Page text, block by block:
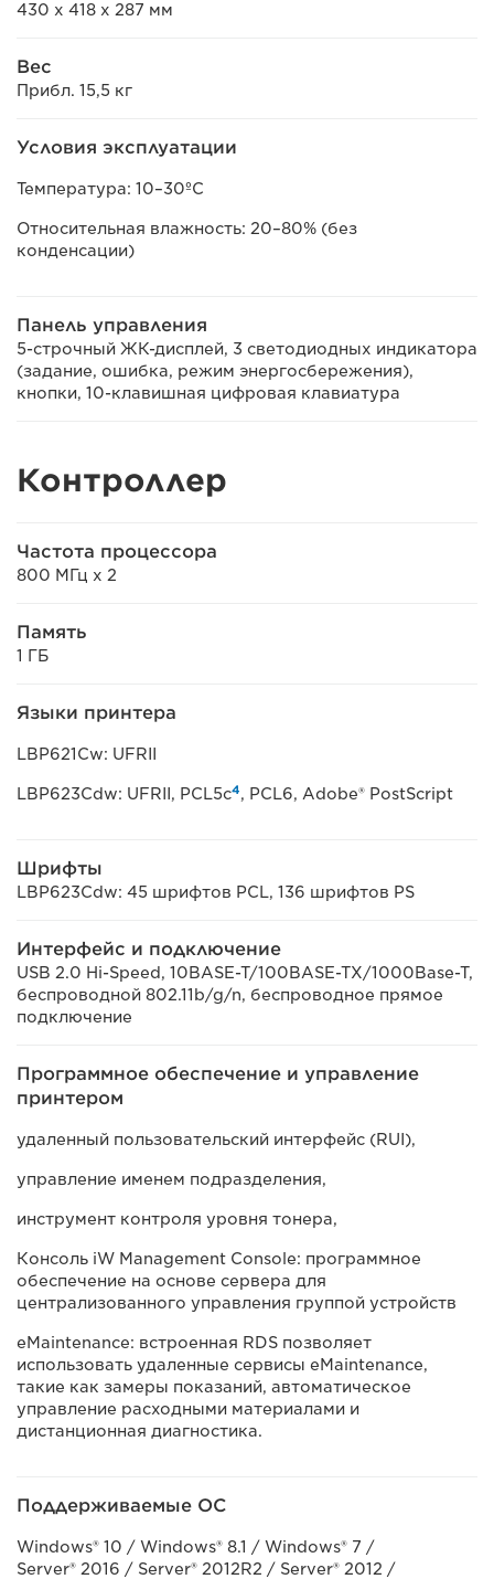
430 x 418 x 287 мм
Вес
Прибл. 15,5 кг
Условия эксплуатации
Температура: 10–30ºC
Относительная влажность: 20–80% (без
конденсации)
Панель управления
5-строчный ЖК-дисплей, 3 светодиодных индикатора
(задание, ошибка, режим энергосбережения),
кнопки, 10-клавишная цифровая клавиатура
Контроллер
Частота процессора
800 МГц x 2
Память
1 ГБ
Языки принтера
LBP621Cw: UFRII
LBP623Cdw: UFRII, PCL5c4, PCL6, Adobe® PostScript
Шрифты
LBP623Cdw: 45 шрифтов PCL, 136 шрифтов PS
Интерфейс и подключение
USB 2.0 Hi-Speed, 10BASE-T/100BASE-TX/1000Base-T,
беспроводной 802.11b/g/n, беспроводное прямое
подключение
Программное обеспечение и управление
принтером
удаленный пользовательский интерфейс (RUI),
управление именем подразделения,
инструмент контроля уровня тонера,
Консоль iW Management Console: программное
обеспечение на основе сервера для
централизованного управления группой устройств
eMaintenance: встроенная RDS позволяет
использовать удаленные сервисы eMaintenance,
такие как замеры показаний, автоматическое
управление расходными материалами и
дистанционная диагностика.
Поддерживаемые ОС
Windows® 10 / Windows® 8.1 / Windows® 7 /
Server® 2016 / Server® 2012R2 / Server® 2012 /